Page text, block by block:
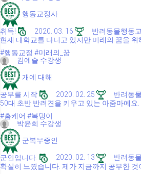
행동교정사
취득! 2020. 03. 16
반려동물행동
현재 대학교를 다니고 있지만 미래의 꿈을
#행동교정 #미래의_꿈
김예슬 수강생
개에 대해
공부를 시작 2020. 02. 25
반려동
50대 초반 반려견을 키우고 있는 아줌마예
#홈케어 #복댕이
박윤희 수강생
군복무중인
군인입니다. 2020. 02. 13
반려동
확실히 느꼈습니다. 제가 지금까지 공부한